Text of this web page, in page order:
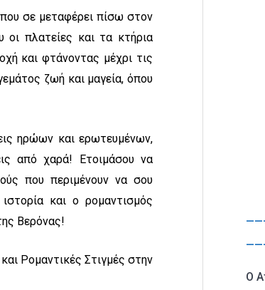
που σε μεταφέρει πίσω στον
οι πλατείες και τα κτήρια
και φτάνοντας μέχρι τις
ζωή και μαγεία, όπου
ηρώων και ερωτευμένων,
από χαρά! Ετοιμάσου να
που περιμένουν να σου
και ο ρομαντισμός
Βερόνας!
Ο